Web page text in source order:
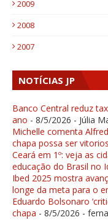
2009
2008
2007
NOTÍCIAS JP
Banco Central reduz
ano - 8/5/2026 - Júlia
Michelle comenta
chapa possa ser
Ceará em 1º: veja as
educação do Brasil no
Ibed 2025 mostra
longe da meta para o
Eduardo Bolsonaro
chapa - 8/5/2026 -